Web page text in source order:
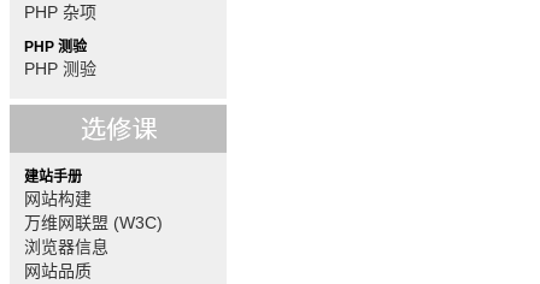
PHP 杂项
PHP 测验
PHP 测验
建站手册
网站构建
万维网联盟 (W3C)
浏览器信息
网站品质